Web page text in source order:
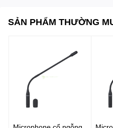
SẢN PHẨM THƯỜNG